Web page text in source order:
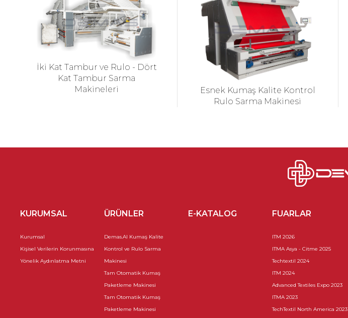
İki Kat Tambur ve Rulo - Dört
Kat Tambur Sarma
Makineleri
Esnek Kumaş Kalite Kontrol
Rulo Sarma Makinesi
KURUMSAL
Kurumsal
Kişisel Verilerin Korunmasına
Yönelik Aydınlatma Metni
ÜRÜNLER
Demas.AI Kumaş Kalite
Kontrol ve Rulo Sarma
Makinesi
Tam Otomatik Kumaş
Paketleme Makinesi
Tam Otomatik Kumaş
Paketleme Makinesi
E-KATALOG FUARLAR
ITM 2026
ITMA Asya - Citme 2025
Techtextil 2024
ITM 2024
Advanced Textiles Expo 2023
ITMA 2023
TechTextil North America 2023